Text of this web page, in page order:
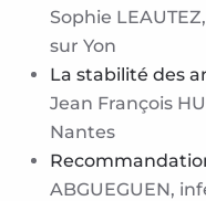
Sophie
sur Yon
La stabilité des
Jean François
Nantes
ABGUEGUEN,